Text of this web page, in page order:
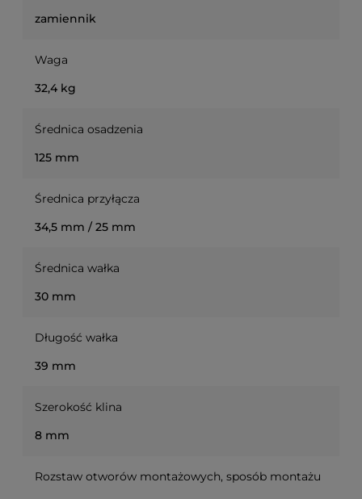
zamiennik
Waga
32,4 kg
Średnica osadzenia
125 mm
Średnica przyłącza
34,5 mm / 25 mm
Średnica wałka
30 mm
Długość wałka
39 mm
Szerokość klina
8 mm
Rozstaw otworów montażowych, sposób montażu